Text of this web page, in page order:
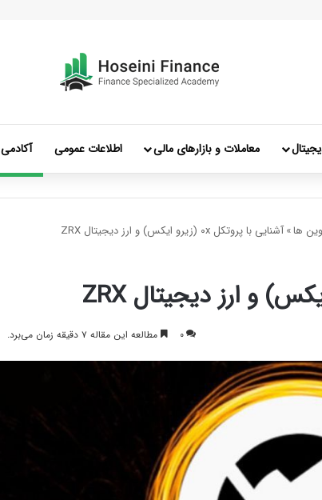
معاملات و بازارهای مالی اطلاعات عمومی آکادمی
ها»آشنایی با پروتکل ۰x (زیرو ایکس) و ارز دیجیتال ZRX
۰ مطالعه این مقاله ۷ دقیقه زمان می‌برد.